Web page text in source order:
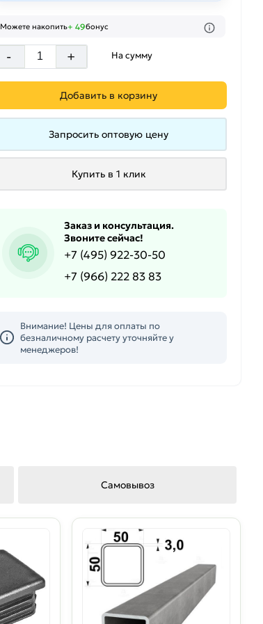
Можете накопить+ 49бонус
- + На сумму
Добавить в корзину
Запросить оптовую цену
Купить в 1 клик
Заказ и консультация.
Звоните сейчас!
+7 (495) 922-30-50
+7 (966) 222 83 83
Внимание! Цены для оплаты по
безналичному расчету уточняйте у
менеджеров!
Самовывоз